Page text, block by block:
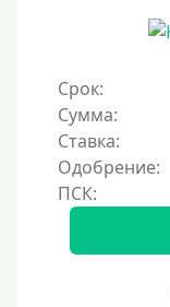
Срок:
Сумма:
Ставка:
Одобрение: